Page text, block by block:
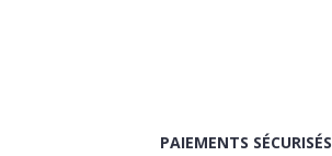
PAIEMENTS SÉCURISÉS